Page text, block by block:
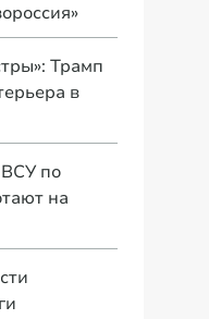
Трамп
в
по
на